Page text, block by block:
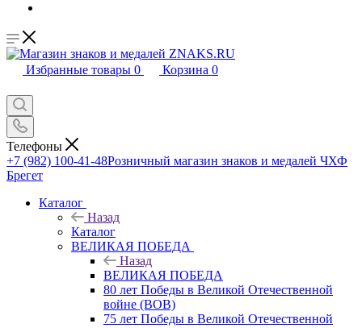
Избранные товары 0 Корзина 0
Телефоны
+7 (982) 100-41-48Розничный магазин знаков и медалей ЧХФ
Брегет
Каталог
Назад
Каталог
ВЕЛИКАЯ ПОБЕДА
Назад
ВЕЛИКАЯ ПОБЕДА
80 лет Победы в Великой Отечественной
войне (ВОВ)
75 лет Победы в Великой Отечественной